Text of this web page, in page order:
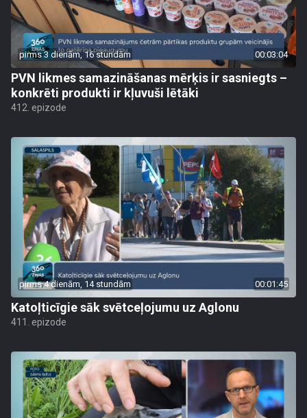
pirms 3 dienām, 16 stundām 00:03:04
PVN likmes samazināšanas mērķis ir sasniegts –
konkrēti produkti ir kļuvuši lētāki
412. epizode
pirms 4 dienām, 14 stundām 00:01:45
Katoļticīgie sāk svētceļojumu uz Aglonu
411. epizode